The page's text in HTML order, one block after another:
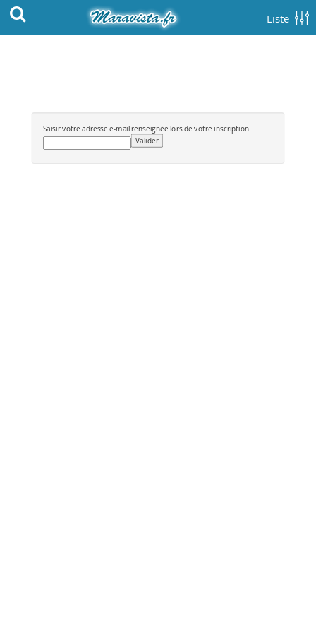
Liste
Saisir votre adresse e-mail renseignée lors de votre inscription